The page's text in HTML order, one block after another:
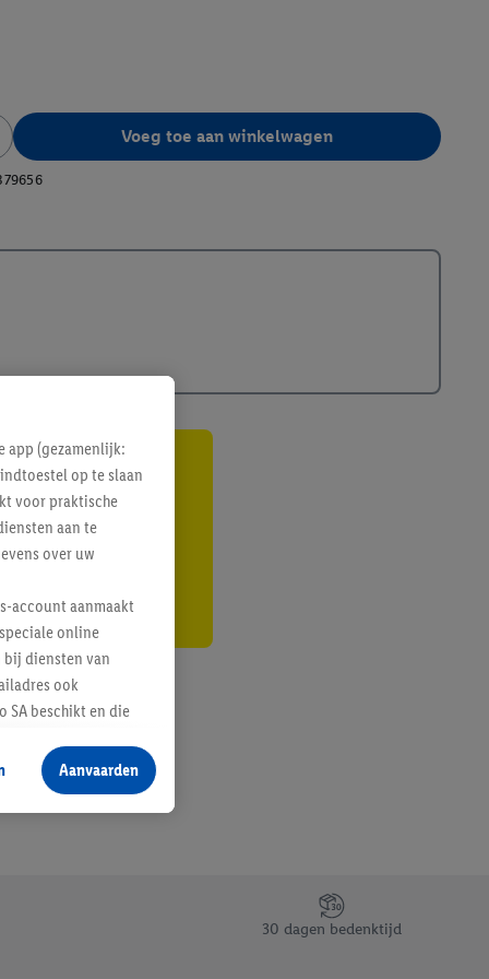
Voeg toe aan winkelwagen
30 dagen bedenktijd
app (gezamenlijk:
op te slaan
voor praktische
aan te
over uw
account aanmaakt
online
diensten van
ook
SA beschikt en die
producten waarin
voegen, maar het
als er met behulp
Door op
informatie,
Aanvaarden